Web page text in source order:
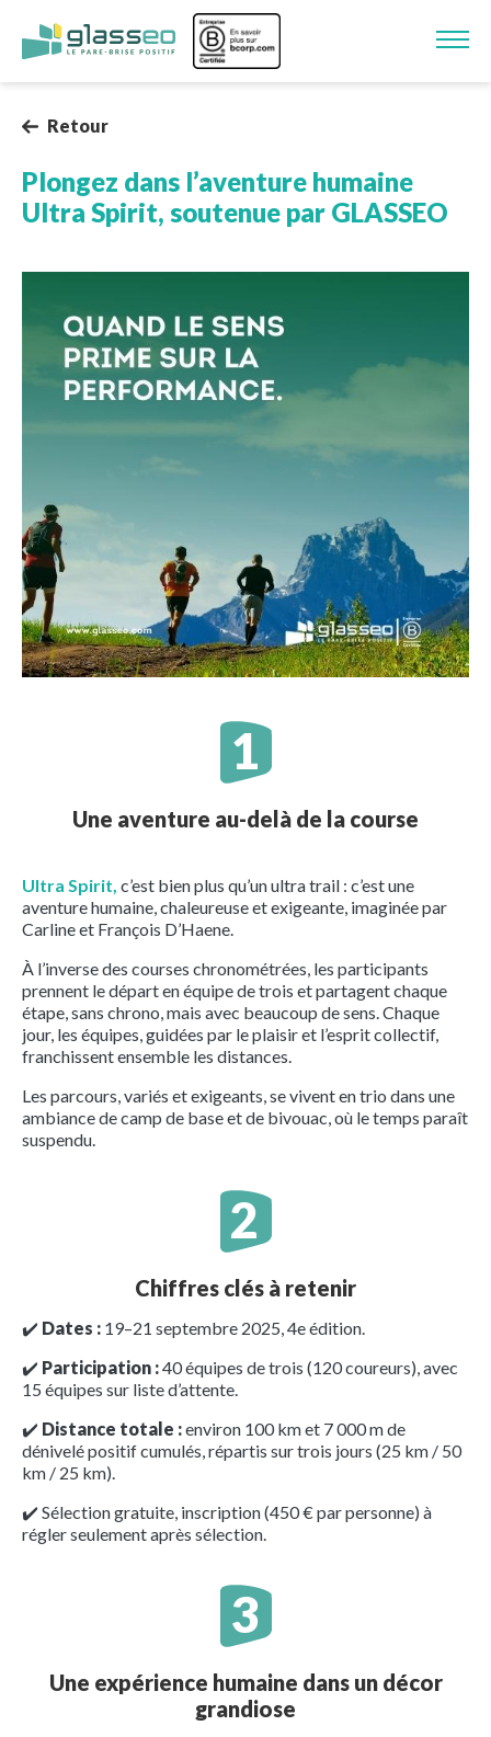
Aller au contenu principal
Image
Retour
Plongez dans l’aventure humaine
Ultra Spirit, soutenue par GLASSEO
Une aventure au-delà de la course
Ultra Spirit, c’est bien plus qu’un ultra trail : c’est une
aventure humaine, chaleureuse et exigeante, imaginée par
Carline et François D’Haene.
À l’inverse des courses chronométrées, les participants
prennent le départ en équipe de trois et partagent chaque
étape, sans chrono, mais avec beaucoup de sens. Chaque
jour, les équipes, guidées par le plaisir et l’esprit collectif,
franchissent ensemble les distances.
Les parcours, variés et exigeants, se vivent en trio dans une
ambiance de camp de base et de bivouac, où le temps paraît
suspendu.
Chiffres clés à retenir
✔️ Dates : 19–21 septembre 2025, 4e édition.
✔️ Participation :40 équipes de trois (120 coureurs), avec
15 équipes sur liste d’attente.
✔️ Distance totale :environ 100 km et 7 000 m de
dénivelé positif cumulés, répartis sur trois jours (25 km / 50
km / 25 km).
✔️ Sélection gratuite, inscription (450 € par personne) à
régler seulement après sélection.
Une expérience humaine dans un décor
grandiose